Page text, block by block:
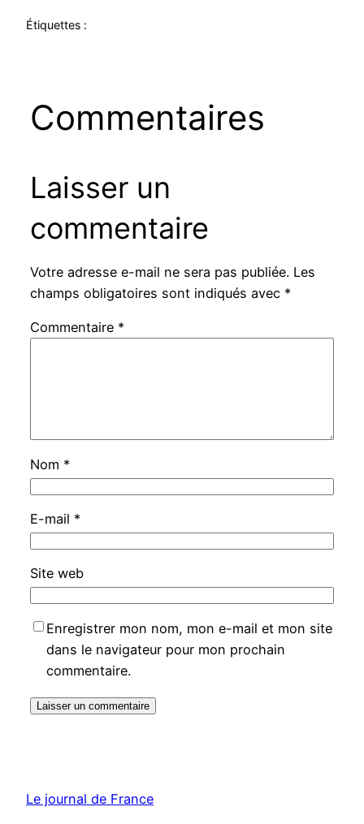
Étiquettes :
Commentaires
Laisser un
commentaire
Votre adresse e-mail ne sera pas publiée. Les
champs obligatoires sont indiqués avec *
Commentaire *
Nom *
E-mail *
Site web
Enregistrer mon nom, mon e-mail et mon site
dans le navigateur pour mon prochain
commentaire.
Le journal de France